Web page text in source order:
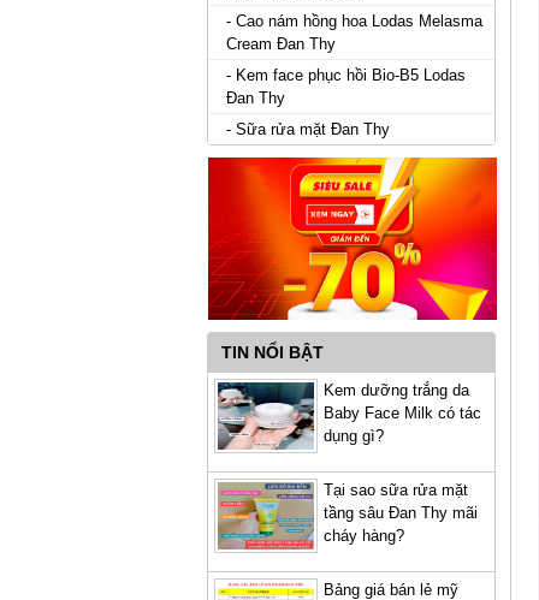
- Cao nám hồng hoa Lodas Melasma
Cream Đan Thy
- Kem face phục hồi Bio-B5 Lodas
Đan Thy
- Sữa rửa mặt Đan Thy
TIN NỔI BẬT
Kem dưỡng trắng da
Baby Face Milk có tác
dụng gì?
Tại sao sữa rửa mặt
tầng sâu Đan Thy mãi
cháy hàng?
Bảng giá bán lẻ mỹ